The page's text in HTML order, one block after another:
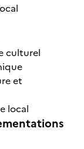
culturel
et
local